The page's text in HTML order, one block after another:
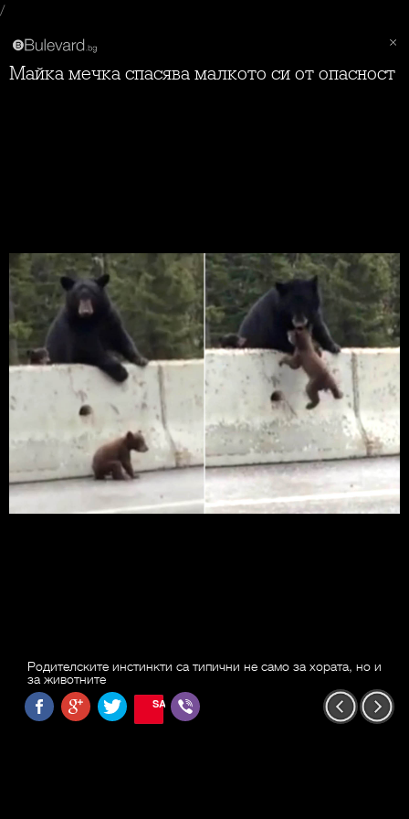
/
Майка мечка спасява малкото си от опасност
Родителските инстинкти са типични не само за хората, но и
за животните
SAVE